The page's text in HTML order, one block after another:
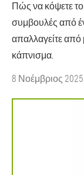
Πώς να κόψετε
συμβουλές από
απαλλαγείτε
κάπνισμα.
8 Νοέμβριος 2025